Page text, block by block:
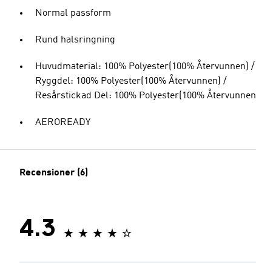
Normal passform
Rund halsringning
Huvudmaterial: 100% Polyester(100% Återvunnen) /
Ryggdel: 100% Polyester(100% Återvunnen) /
Resårstickad Del: 100% Polyester(100% Återvunnen)
AEROREADY
Recensioner (6)
4.3